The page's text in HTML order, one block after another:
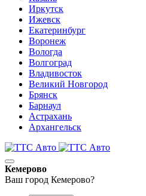
Иркутск
Ижевск
Екатеринбург
Воронеж
Вологда
Волгоград
Владивосток
Великий Новгород
Брянск
Барнаул
Астрахань
Архангельск
Кемерово
Ваш город Кемерово?